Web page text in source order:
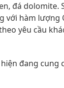
đá dolomite.
với hàm lượng
yêu cầu
đang cung